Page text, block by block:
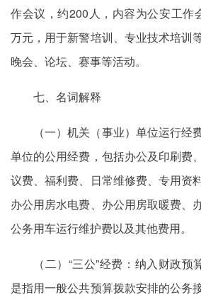
作会议，约200人，内容为公安工作
万元，用于新警培训、专业技术培训
晚会、论坛、赛事等活动。
七、名词解释
（一）机关（事业）单位运行经
单位的公用经费，包括办公及印刷费
议费、福利费、日常维修费、专用资
办公用房水电费、办公用房取暖费、
公务用车运行维护费以及其他费用。
（二）“三公”经费：纳入财政预
是指用一般公共预算拨款安排的公务